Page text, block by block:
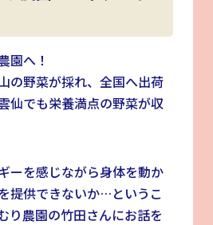
園へ！
の野菜が採れ、全国へ出荷
仙でも栄養満点の野菜が収
ーを感じながら身体を動か
提供できないか…というこ
り農園の竹田さんにお話を